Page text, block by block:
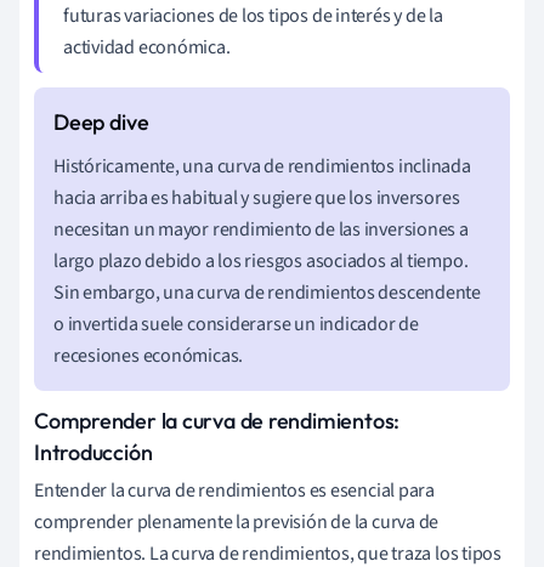
futuras variaciones de los tipos de interés y de la
actividad económica.
Históricamente, una curva de rendimientos inclinada
hacia arriba es habitual y sugiere que los inversores
necesitan un mayor rendimiento de las inversiones a
largo plazo debido a los riesgos asociados al tiempo.
Sin embargo, una curva de rendimientos descendente
o invertida suele considerarse un indicador de
recesiones económicas.
Comprender la curva de rendimientos:
Introducción
Entender la curva de rendimientos es esencial para
comprender plenamente la previsión de la curva de
rendimientos. La curva de rendimientos, que traza los tipos